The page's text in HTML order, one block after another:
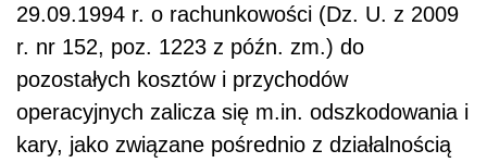
29.09.1994 r. o rachunkowości (Dz. U. z 2009
r. nr 152, poz. 1223 z późn. zm.) do
pozostałych kosztów i przychodów
operacyjnych zalicza się m.in. odszkodowania i
kary, jako związane pośrednio z działalnością